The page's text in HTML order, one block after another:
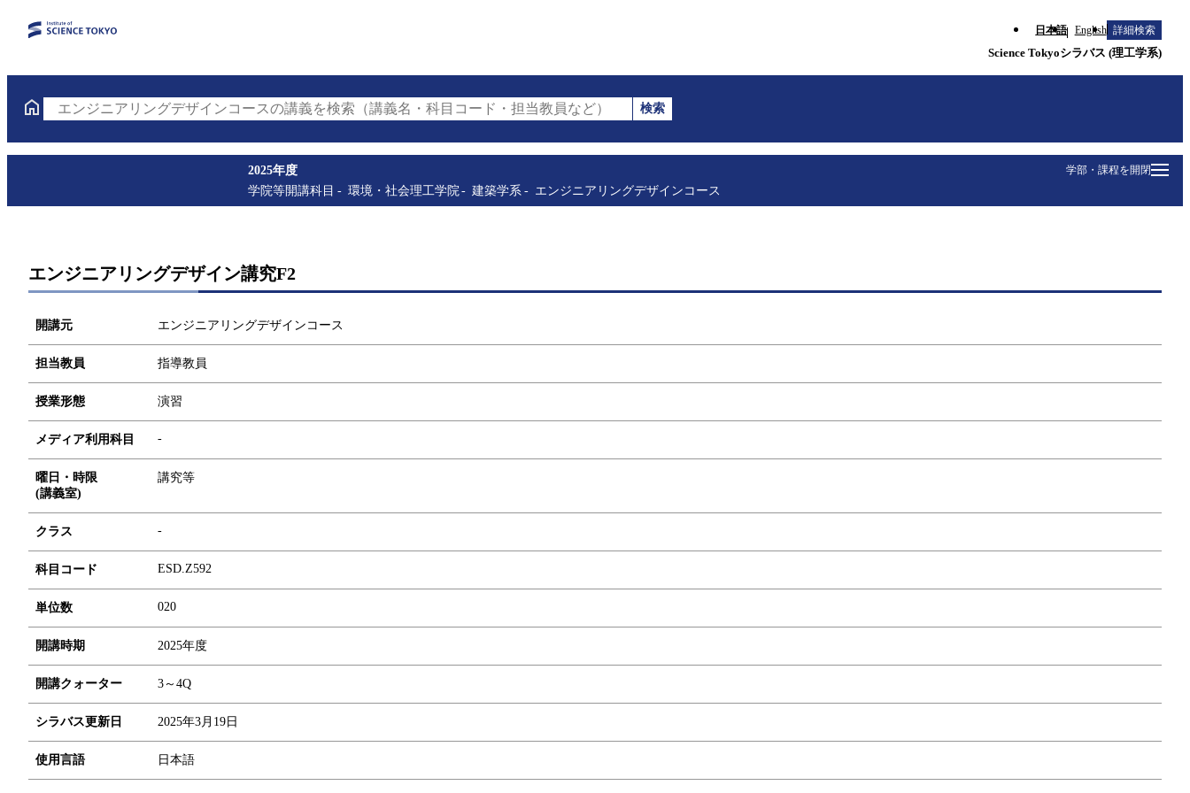
日本語 English 詳細検索
Science Tokyoシラバス (理工学系)
エンジニアリングデザインコースの講義を検索（講義名・科目コード・担当教員など）
検索
学部・課程を開閉
2025年度
学院等開講科目
環境・社会理工学院 建築学系 エンジニアリングデザインコース
エンジニアリングデザイン講究F2
開講元 エンジニアリングデザインコース
担当教員 指導教員
授業形態 演習
メディア利用科目 -
曜日・時限
(講義室)
講究等
クラス -
科目コード ESD.Z592
単位数 020
開講時期 2025年度
開講クォーター 3～4Q
シラバス更新日 2025年3月19日
使用言語 日本語